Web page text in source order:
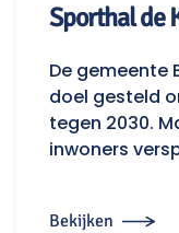
Sporthal de
De gemeente
doel gesteld
tegen 2030.
inwoners
Bekijken